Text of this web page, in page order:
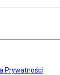
Prywatności